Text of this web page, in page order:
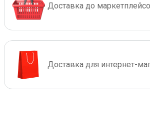
Доставка до
Доставка для интернет-